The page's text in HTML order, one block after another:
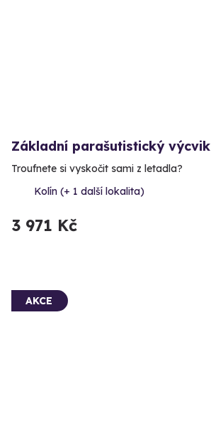
Základní parašutistický výcvik
Troufnete si vyskočit sami z letadla?
Kolín (+ 1 další lokalita)
3 971 Kč
AKCE